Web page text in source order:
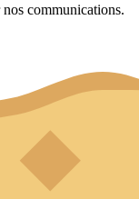
communications.